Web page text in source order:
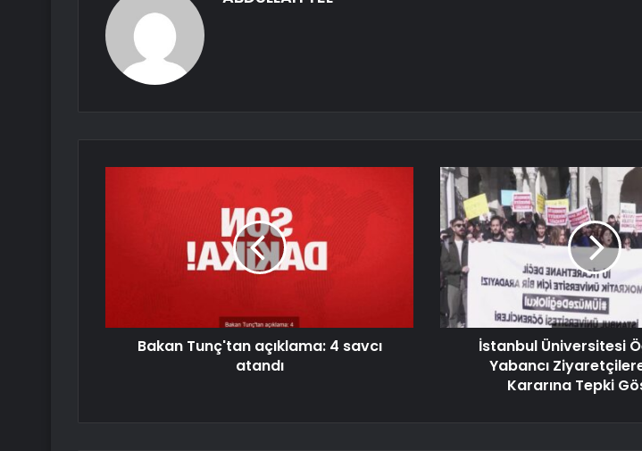
Bakan Tunç'tan açıklama: 4 savcı
atandı
İstanbul Üniversitesi
Yabancı
Kararına Tepki